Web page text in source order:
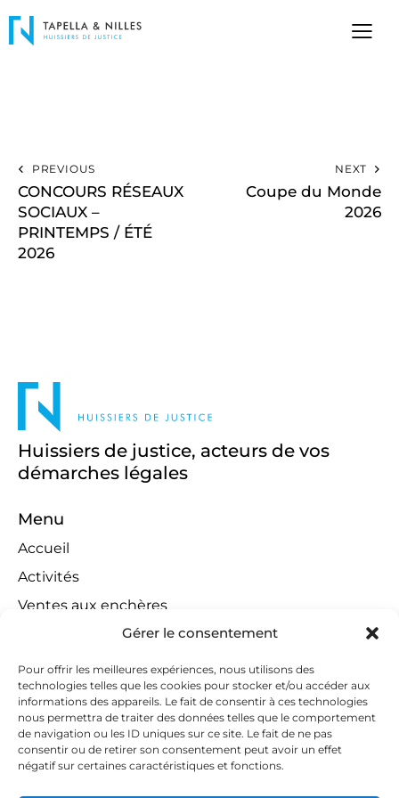
Gérer le consentement
Pour offrir les meilleures expériences, nous utilisons des
technologies telles que les cookies pour stocker et/ou accéder aux
informations des appareils. Le fait de consentir à ces technologies
nous permettra de traiter des données telles que le comportement
de navigation ou les ID uniques sur ce site. Le fait de ne pas
consentir ou de retirer son consentement peut avoir un effet
négatif sur certaines caractéristiques et fonctions.
PREVIOUS
CONCOURS RÉSEAUX
SOCIAUX –
PRINTEMPS / ÉTÉ
2026
NEXT
Coupe du Monde
2026
Huissiers de justice, acteurs de vos
démarches légales
Menu
Accueil
Activités
Ventes aux enchères
Compétences territoriales
Jeux concours
Liens
Contact
Contactez-nous
huissiers@tapella-nilles.lu